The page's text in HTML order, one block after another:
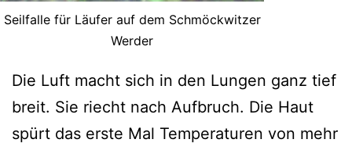
Seilfalle für Läufer auf dem Schmöckwitzer
Werder
Die Luft macht sich in den Lungen ganz tief
breit. Sie riecht nach Aufbruch. Die Haut
spürt das erste Mal Temperaturen von mehr